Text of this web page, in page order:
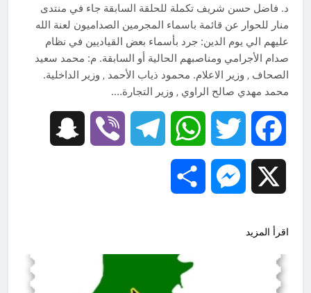
د. فاضل حسن شريف تكملة للحلقة السابقة جاء في منتدى
منار للحوار عن قائمة باسماء المجرمين الصداميون لعنة الله
عليهم الي يوم الدين: جرد بأسماء بعض القياديين في نظام
صدام الأجرامي ومناصبهم الحالية أو السابقة. م: محمد سعيد
الصحاف ‚ وزير الاعلام. محمود ذياب الأحمد ‚ وزير الداخلية.
محمد مهدي صالح الراوي ‚ وزير التجارة….
Facebook
Twitter
WhatsApp
Telegram
Viber
Messenger
اقرأ المزيد